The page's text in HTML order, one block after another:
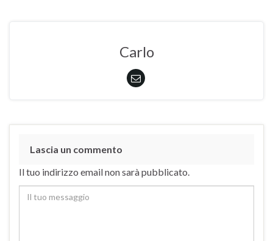
Carlo
Lascia un commento
Il tuo indirizzo email non sarà pubblicato.